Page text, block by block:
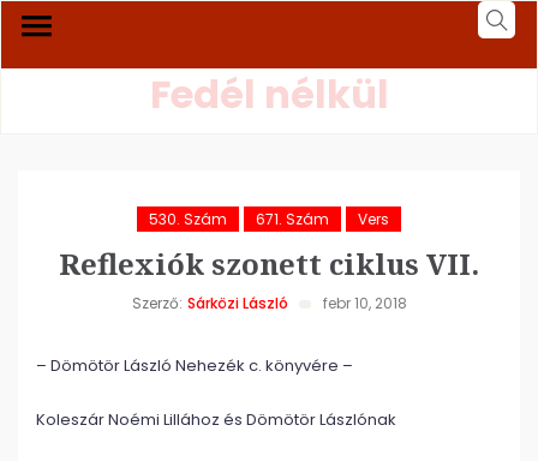
Fedél nélkül
530. Szám 671. Szám Vers
Reflexiók szonett ciklus VII.
Szerző: Sárközi László febr 10, 2018
– Dömötör László Nehezék c. könyvére –
Koleszár Noémi Lillához és Dömötör Lászlónak